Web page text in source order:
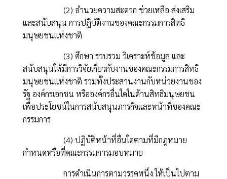
(2) อำนวยความสะดวก ช่วยเหลือ ส่งเสริม
และสนับสนุน การปฏิบัติงานของคณะกรรมการสิทธิ
มนุษยชนแห่งชาติ
(3) ศึกษา รวบรวม วิเคราะห์ข้อมูล และ
สนับสนุนให้มีการวิจัยเกี่ยวกับงานของคณะกรรมการสิทธิ
มนุษยชนแห่งชาติ รวมทั้งประสานงานกับหน่วยงานของ
รัฐ องค์กรเอกชน หรือองค์กรอื่นใดในด้านสิทธิมนุษยชน
เพื่อประโยชน์ในการสนับสนุนภารกิจและหน้าที่ของคณะ
กรรมการ
(4) ปฏิบัติหน้าที่อื่นใดตามที่มีกฎหมาย
กำหนดหรือที่คณะกรรมการมอบหมาย
การดำเนินการตามวรรคหนึ่ง ให้เป็นไปตาม